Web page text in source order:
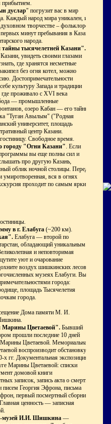
прибытием.
дуслар" погрузит вас в мир
Каждый народ мира уникален, и
творчестве – фольклоре.
минут пребывания в Казани
народа.
тысячелетней Казани".
увидеть своими глазами
где хранятся несметные
без огня котел, можно
Достопримечательности
культуру Запада и традиции
где проживало с XVI века
— промышленные
озеро Кабан — его тайны
"Туган Авылым" ("Родная
университет, площадь
центр Казани.
Свободное время.
городу "Огни Казани". Если
вы еще полны сил и
про другую Казань,
облик ночной столицы. Перед
умиротворенная, вся в огнях
проходит по самым ярким
в г. Елабуга (~200 км).
Елабуга — второй по
обладающий уникальным
и неповторимая
уют и очарование
воздух шишкинских лесов,
музеях Елабуги. Вы
города:
площадь Тысячелетия
города.
Дома памяти М. И.
Марины Цветаевой". Бывший
прошли последние 10 дней
Цветаевой. Мемориальная
воспроизводит обстановку
гг. Документальная экспозиция
Марины Цветаевой: списки
домовой книги
записок, запись акта о смерти
писем Георгия Эфрона, письма
первый посмертный сборник
ценность — записная
музей И.И. Шишкина —